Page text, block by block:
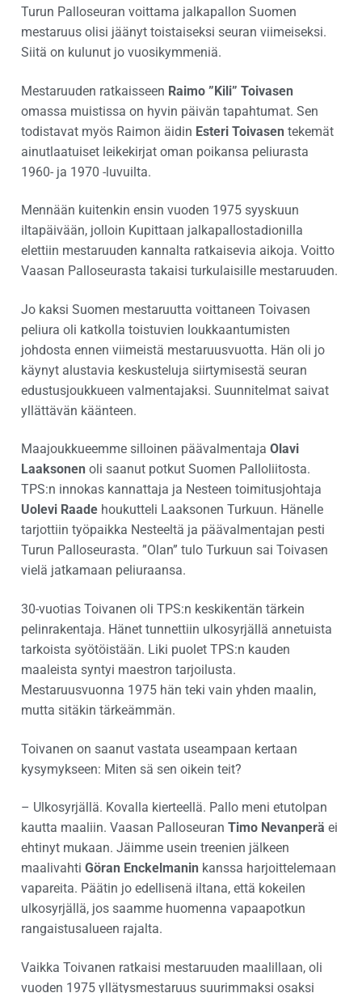
Turun Palloseuran voittama jalkapallon Suomen
mestaruus olisi jäänyt toistaiseksi seuran viimeiseksi.
Siitä on kulunut jo vuosikymmeniä.
Mestaruuden ratkaisseen Raimo ”Kili” Toivasen
omassa muistissa on hyvin päivän tapahtumat. Sen
todistavat myös Raimon äidin Esteri Toivasen tekemät
ainutlaatuiset leikekirjat oman poikansa peliurasta
1960- ja 1970 -luvuilta.
Mennään kuitenkin ensin vuoden 1975 syyskuun
iltapäivään, jolloin Kupittaan jalkapallostadionilla
elettiin mestaruuden kannalta ratkaisevia aikoja. Voitto
Vaasan Palloseurasta takaisi turkulaisille mestaruuden.
Jo kaksi Suomen mestaruutta voittaneen Toivasen
peliura oli katkolla toistuvien loukkaantumisten
johdosta ennen viimeistä mestaruusvuotta. Hän oli jo
käynyt alustavia keskusteluja siirtymisestä seuran
edustusjoukkueen valmentajaksi. Suunnitelmat saivat
yllättävän käänteen.
Maajoukkueemme silloinen päävalmentaja Olavi
Laaksonen oli saanut potkut Suomen Palloliitosta.
TPS:n innokas kannattaja ja Nesteen toimitusjohtaja
Uolevi Raade houkutteli Laaksonen Turkuun. Hänelle
tarjottiin työpaikka Nesteeltä ja päävalmentajan pesti
Turun Palloseurasta. ”Olan” tulo Turkuun sai Toivasen
vielä jatkamaan peliuraansa.
30-vuotias Toivanen oli TPS:n keskikentän tärkein
pelinrakentaja. Hänet tunnettiin ulkosyrjällä annetuista
tarkoista syötöistään. Liki puolet TPS:n kauden
maaleista syntyi maestron tarjoilusta.
Mestaruusvuonna 1975 hän teki vain yhden maalin,
mutta sitäkin tärkeämmän.
Toivanen on saanut vastata useampaan kertaan
kysymykseen: Miten sä sen oikein teit?
– Ulkosyrjällä. Kovalla kierteellä. Pallo meni etutolpan
kautta maaliin. Vaasan Palloseuran Timo Nevanperä ei
ehtinyt mukaan. Jäimme usein treenien jälkeen
maalivahti Göran Enckelmanin kanssa harjoittelemaan
vapareita. Päätin jo edellisenä iltana, että kokeilen
ulkosyrjällä, jos saamme huomenna vapaapotkun
rangaistusalueen rajalta.
Vaikka Toivanen ratkaisi mestaruuden maalillaan, oli
vuoden 1975 yllätysmestaruus suurimmaksi osaksi